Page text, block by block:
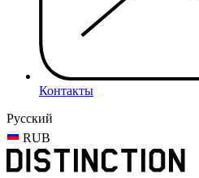
Контакты
Русский
RUB